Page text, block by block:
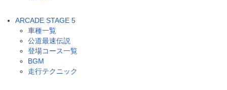
ARCADE STAGE 5
車種一覧
公道最速伝説
登場コース一覧
BGM
走行テクニック